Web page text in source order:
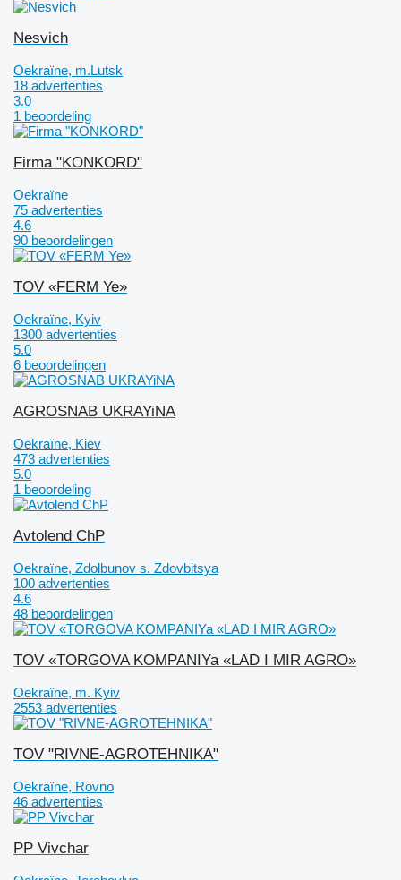
Nesvich
Oekraïne, m.Lutsk
18 advertenties
3.0
1 beoordeling
Firma "KONKORD"
Oekraïne
75 advertenties
4.6
90 beoordelingen
TOV «FERM Ye»
Oekraïne, Kyiv
1300 advertenties
5.0
6 beoordelingen
AGROSNAB UKRAYiNA
Oekraïne, Kiev
473 advertenties
5.0
1 beoordeling
Avtolend ChP
Oekraïne, Zdolbunov s. Zdovbitsya
100 advertenties
4.6
48 beoordelingen
TOV «TORGOVA KOMPANIYa «LAD I MIR AGRO»
Oekraïne, m. Kyiv
2553 advertenties
TOV "RIVNE-AGROTEHNIKA"
Oekraïne, Rovno
46 advertenties
PP Vivchar